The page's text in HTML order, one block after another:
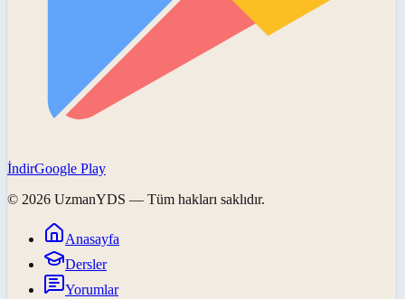
İndirGoogle Play
© 2026 UzmanYDS — Tüm hakları saklıdır.
Anasayfa
Dersler
Yorumlar